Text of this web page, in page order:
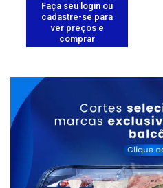
Faça seu login ou
cadastre-se para
ver preços e
comprar